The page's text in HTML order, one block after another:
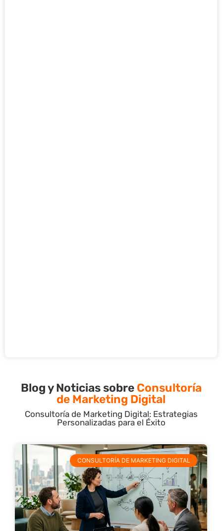
Blog y Noticias sobre Consultoría
de Marketing Digital
Consultoría de Marketing Digital: Estrategias
Personalizadas para el Éxito
CONSULTORÍA DE MARKETING DIGITAL